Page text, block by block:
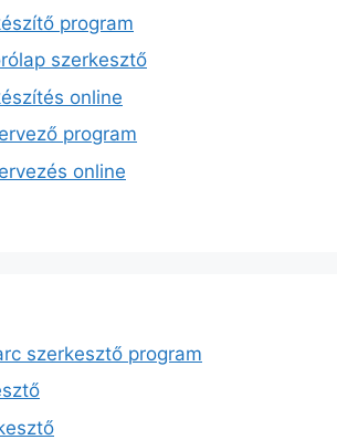
program
szerkesztő
online
program
online
szerkesztő program